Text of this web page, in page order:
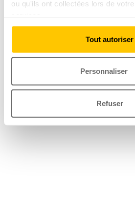
ou qu'ils ont collectées lors de
Tout autoriser
Personnaliser
Refuser